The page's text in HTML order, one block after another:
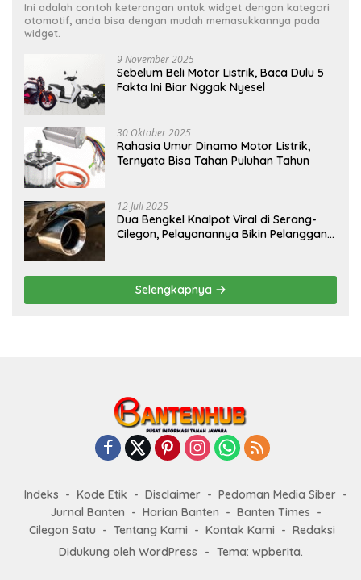
Ini adalah contoh keterangan untuk widget dengan kategori
otomotif, anda bisa dengan mudah memasukkannya pada
widget.
9 November 2025
Sebelum Beli Motor Listrik, Baca Dulu 5
Fakta Ini Biar Nggak Nyesel
30 Oktober 2025
Rahasia Umur Dinamo Motor Listrik,
Ternyata Bisa Tahan Puluhan Tahun
12 Juli 2025
Dua Bengkel Knalpot Viral di Serang-
Cilegon, Pelayanannya Bikin Pelanggan
Selengkapnya
Indeks Kode Etik Disclaimer
Pedoman Media Siber
Jurnal Banten
Harian Banten
Banten Times
Cilegon Satu
Tentang Kami Kontak Kami
Redaksi
Didukung oleh WordPress
- Tema: wpberita.